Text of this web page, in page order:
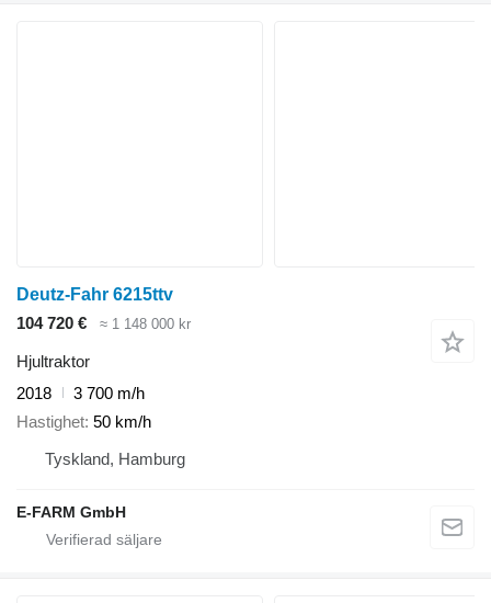
Deutz-Fahr 6215ttv
104 720 €
≈ 1 148 000 kr
Hjultraktor
2018
3 700 m/h
Hastighet 50 km/h
Tyskland, Hamburg
E-FARM GmbH